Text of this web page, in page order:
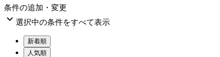
条件の追加・変更
 選択中の条件をすべて表示
新着順
人気順